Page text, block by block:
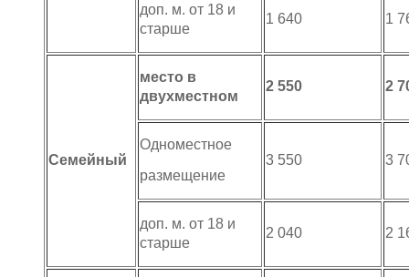
доп. м. от 18 и
старше
1 640 1
Семейный
место в
двухместном
2 550 2
Одноместное
размещение
3 550 3
доп. м. от 18 и
старше
2 040 2